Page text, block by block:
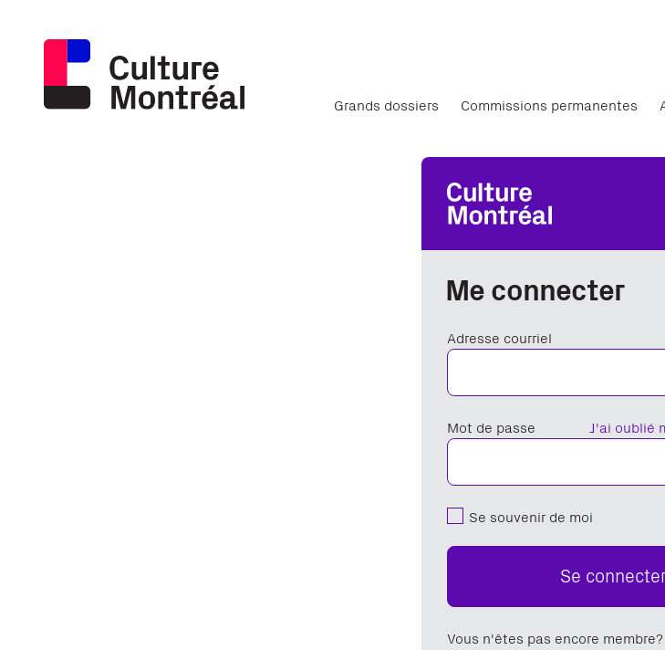
Grands dossiers Commissions permanentes
Me connecter
Adresse courriel
J'ai oublié
Mot de passe
Se souvenir de moi
Se
Vous n'êtes pas encore membre?